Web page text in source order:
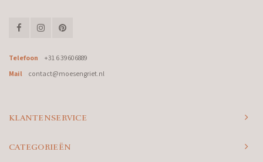
Telefoon
+31 6 39606889
Mail
contact@moesengriet.nl
KLANTENSERVICE
CATEGORIEËN